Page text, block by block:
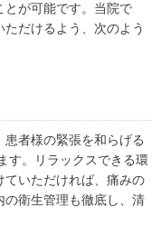
とが可能です。当院で
だけるよう、次のよう
者様の緊張を和らげる
す。リラックスできる環
いただければ、痛みの
衛生管理も徹底し、清